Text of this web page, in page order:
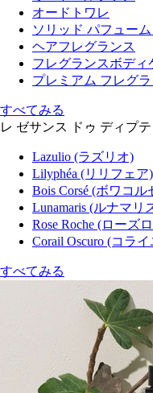
オードトワレ
ソリッド パフューム
ヘアフレグランス
フレグランスボディ
プレミアム フレグラ
すべてみる
レ ゼサンス ドゥ ディプ
Lazulio (ラズリオ)
Lilyphéa (リリフェア)
Bois Corsé (ボワコル
Lunamaris (ルナマリ
Rose Roche (ローズ
Corail Oscuro (コラ
すべてみる